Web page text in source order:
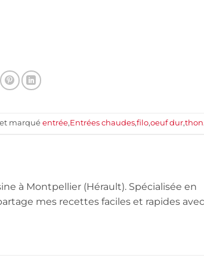
et marquéentrée,Entrées chaudes,filo,oeuf dur,thon
à Montpellier (Hérault). Spécialisée en
mes recettes faciles et rapides avec